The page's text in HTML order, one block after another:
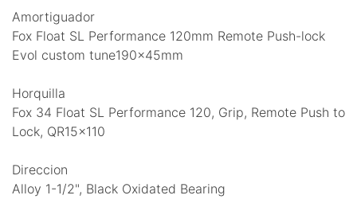
Amortiguador
Fox Float SL Performance 120mm Remote Push-lock
Evol custom tune190x45mm
Horquilla
Fox 34 Float SL Performance 120, Grip, Remote Push to
Lock, QR15x110
Direccion
Alloy 1-1/2", Black Oxidated Bearing